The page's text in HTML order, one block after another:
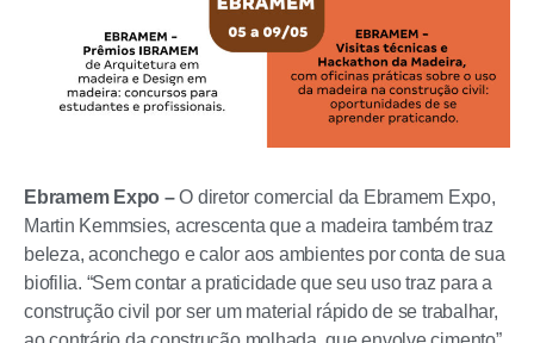
Ebramem Expo –O diretor comercial da Ebramem Expo,
Martin Kemmsies, acrescenta que a madeira também traz
beleza, aconchego e calor aos ambientes por conta de sua
biofilia. “Sem contar a praticidade que seu uso traz para a
construção civil por ser um material rápido de se trabalhar,